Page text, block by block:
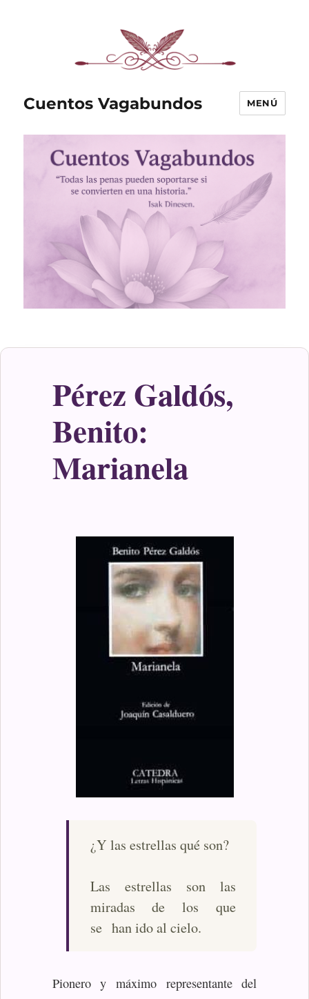
Cuentos Vagabundos MENÚ
Pérez Galdós,
Benito:
Marianela
¿Y las estrellas qué son?
Las estrellas son las
miradas de los que
se han ido al cielo.
Pionero y máximo representante del